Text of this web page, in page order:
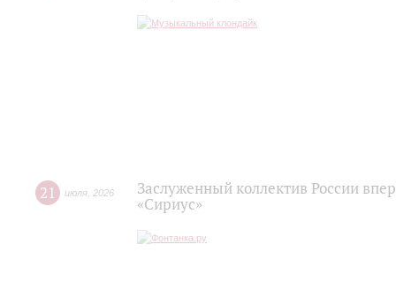
21 июля 2026
Заслуженный коллектив России
«Сириус»